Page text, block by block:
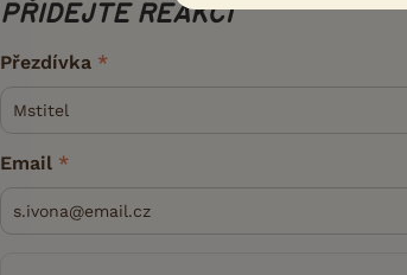
PŘIDEJTE REAKCI
Přezdívka
Email